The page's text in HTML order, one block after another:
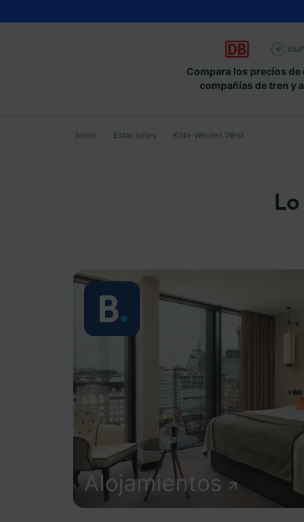
Compara los precios de
compañías de tren y
Inicio Estaciones Köln-Weiden West
Alojamientos